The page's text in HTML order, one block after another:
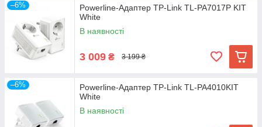
–6%
Powerline-Адаптер TP-Link TL-PA7017P KIT
White
В наявності
3 009 ₴ 3 199 ₴
–6%
Powerline-Адаптер TP-Link TL-PA4010KIT
White
В наявності